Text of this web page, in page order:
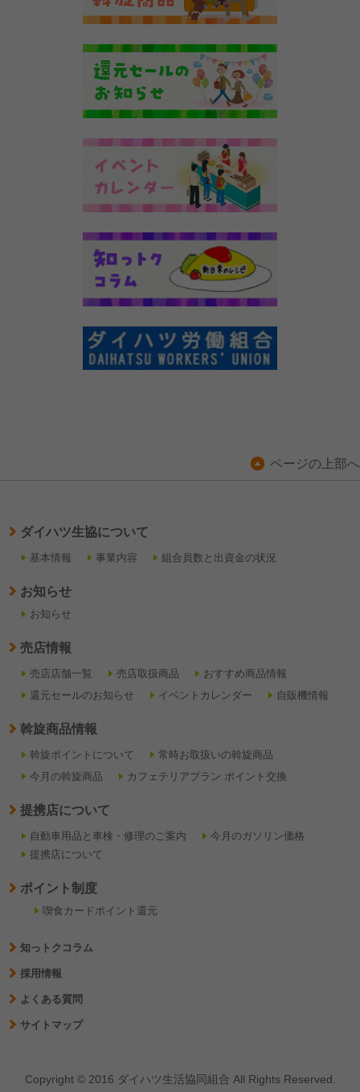
ページの上部へ
ダイハツ生協について
基本情報 事業内容 組合員数と出資金の状況
お知らせ
お知らせ
売店情報
売店店舗一覧 売店取扱商品
おすすめ商品情報
還元セールのお知らせ
イベントカレンダー 自販機情報
斡旋商品情報
斡旋ポイントについて
常時お取扱いの斡旋商品
今月の斡旋商品
カフェテリアプラン ポイント交換
提携店について
自動車用品と車検・修理のご案内
今月のガソリン価格
提携店について
ポイント制度
喫食カードポイント還元
知っトクコラム
採用情報
よくある質問
サイトマップ
Copyright © 2016 ダイハツ生活協同組合 All Rights Reserved.